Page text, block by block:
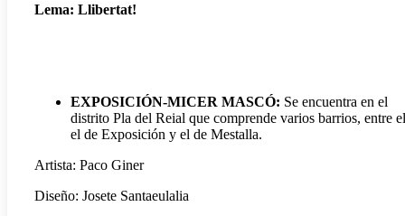
Lema: Llibertat!
EXPOSICIÓN-MICER MASCÓ: Se encuentra en el
distrito Pla del Reial que comprende varios barrios, entre
el de Exposición y el de Mestalla.
Artista: Paco Giner
Diseño: Josete Santaeulalia